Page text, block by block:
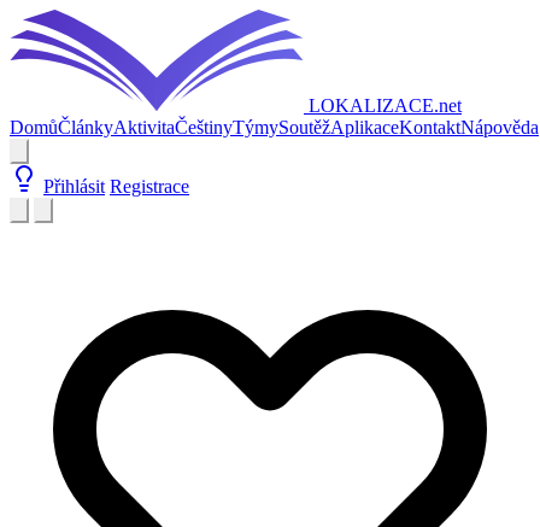
LOKALIZACE.net
DomůČlánkyAktivitaČeštinyTýmySoutěžAplikaceKontaktNápověda
Přihlásit Registrace